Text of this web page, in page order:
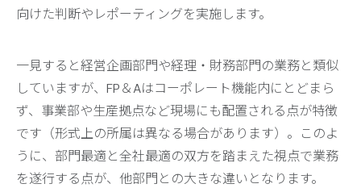
向けた判断やレポーティングを実施します。
一見すると経営企画部門や経理・財務部門の業務と類似
していますが、FP＆Aはコーポレート機能内にとどまら
ず、事業部や生産拠点など現場にも配置される点が特徴
です（形式上の所属は異なる場合があります）。このよ
うに、部門最適と全社最適の双方を踏まえた視点で業務
を遂行する点が、他部門との大きな違いとなります。